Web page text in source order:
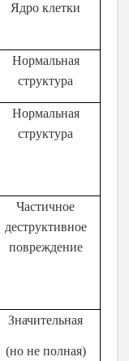
Ядро клетки
Нормальная
структура
Нормальная
структура
Частичное
деструктивное
повреждение
Значительная
(но не полная)